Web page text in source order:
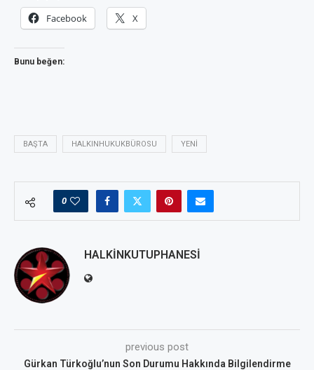
Facebook X
Bunu beğen:
BAŞTA HALKINHUKUKBÜROSU YENI
0
HALKINKUTUPHANESI
previous post
Gürkan Türkoğlu’nun Son Durumu Hakkında Bilgilendirme